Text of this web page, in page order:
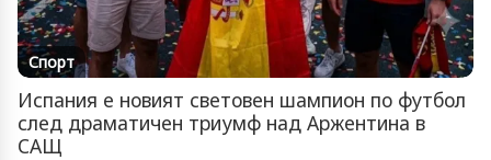
Спорт
Испания е новият световен шампион по футбол
след драматичен триумф над Аржентина в
САЩ